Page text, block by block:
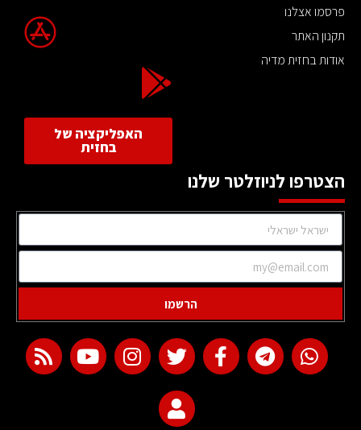
פרסמו אצלנו
תקנון האתר
אודות בחזית מדיה
האפליקציה של
בחזית
הצטרפו לניוזלטר שלנו
הרשמו